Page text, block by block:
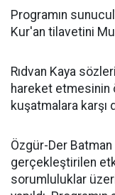
Programın
Kur'an tilavetini
Rıdvan Kaya
hareket etmesinin
kuşatmalara karşı
Özgür-Der
gerçekleştirilen
sorumluluklar